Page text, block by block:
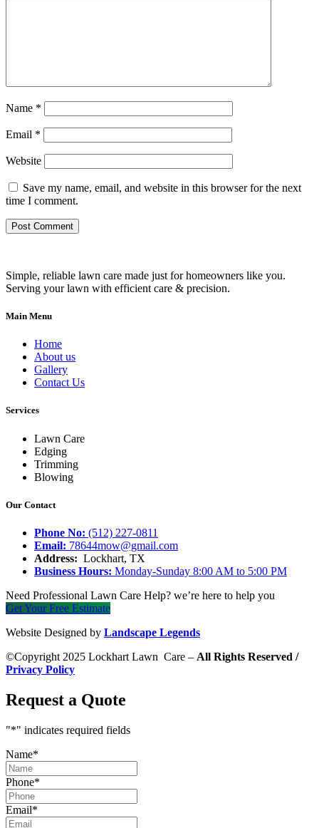
Name *
Email *
Website
Save my name, email, and website in this browser for the next
time I comment.
Simple, reliable lawn care made just for homeowners like you.
Serving your lawn with efficient care & precision.
Main Menu
Home
About us
Gallery
Contact Us
Services
Lawn Care
Edging
Trimming
Blowing
Our Contact
Phone No: (512) 227-0811
Email: 78644mow@gmail.com
Address: Lockhart, TX
Business Hours: Monday-Sunday 8:00 AM to 5:00 PM
Need Professional Lawn Care Help? we’re here to help you
Get Your Free Estimate
Website Designed by Landscape Legends
©Copyright 2025 Lockhart Lawn Care – All Rights Reserved /
Privacy Policy
Request a Quote
"*" indicates required fields
Name*
Phone*
Email*